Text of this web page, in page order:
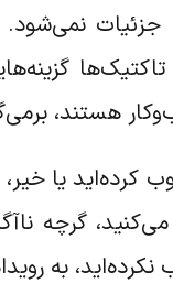
هستند،
کرده‌اید یا
گرچه
به